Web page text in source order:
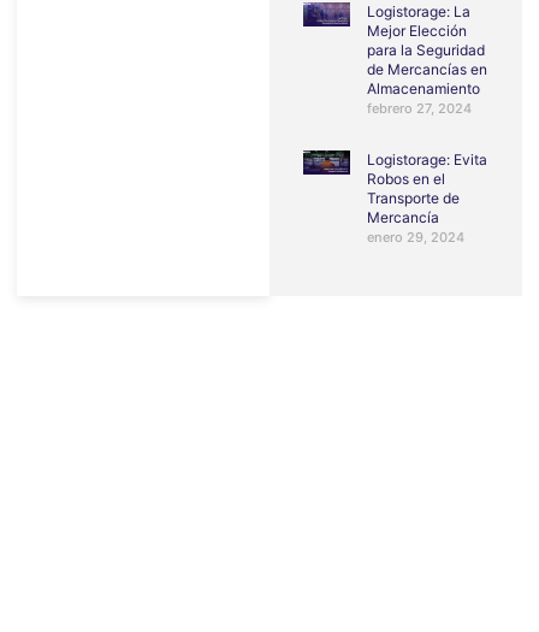
Logistorage: La
Mejor Elección
para la Seguridad
de Mercancías en
Almacenamiento
febrero 27, 2024
Logistorage: Evita
Robos en el
Transporte de
Mercancía
enero 29, 2024